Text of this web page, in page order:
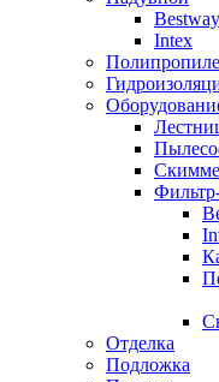
Bestway
Intex
Отделка
Подложка